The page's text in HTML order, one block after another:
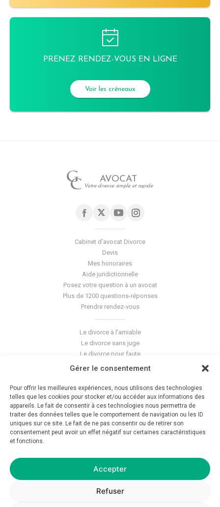
Gérer le consentement
Pour offrir les meilleures expériences, nous utilisons des technologies
telles que les cookies pour stocker et/ou accéder aux informations des
appareils. Le fait de consentir à ces technologies nous permettra de
traiter des données telles que le comportement de navigation ou les ID
uniques sur ce site. Le fait de ne pas consentir ou de retirer son
consentement peut avoir un effet négatif sur certaines caractéristiques
et fonctions.
Accepter
Refuser
PRENEZ RENDEZ-VOUS EN LIGNE
Voir les créneaux
AVOCAT
Votre divorce simple et rapide
Cabinet d'avocat Divorce
Devis
Mes honoraires
Aide juridictionnelle
Posez votre question à un avocat
Plus de 1200 questions-réponses
Prendre rendez-vous
Le divorce à l'amiable
Le divorce sans juge
Le divorce pour faute
Le divorce accepté
La séparation de corps
Les violences conjugales
Le blog du cabinet
Glossaire
Déontologie
Politique de confidentialité